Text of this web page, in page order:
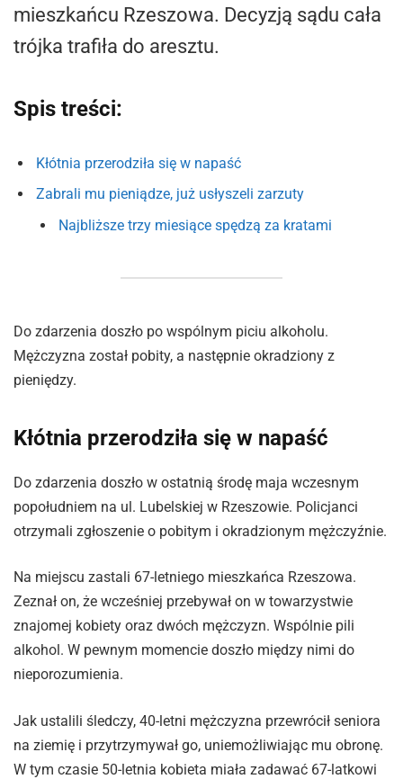
mieszkańcu Rzeszowa. Decyzją sądu cała
trójka trafiła do aresztu.
Spis treści:
Kłótnia przerodziła się w napaść
Zabrali mu pieniądze, już usłyszeli zarzuty
Najbliższe trzy miesiące spędzą za kratami
Do zdarzenia doszło po wspólnym piciu alkoholu.
Mężczyzna został pobity, a następnie okradziony z
pieniędzy.
Kłótnia przerodziła się w napaść
Do zdarzenia doszło w ostatnią środę maja wczesnym
popołudniem na ul. Lubelskiej w Rzeszowie. Policjanci
otrzymali zgłoszenie o pobitym i okradzionym mężczyźnie.
Na miejscu zastali 67-letniego mieszkańca Rzeszowa.
Zeznał on, że wcześniej przebywał on w towarzystwie
znajomej kobiety oraz dwóch mężczyzn. Wspólnie pili
alkohol. W pewnym momencie doszło między nimi do
nieporozumienia.
Jak ustalili śledczy, 40-letni mężczyzna przewrócił seniora
na ziemię i przytrzymywał go, uniemożliwiając mu obronę.
W tym czasie 50-letnia kobieta miała zadawać 67-latkowi